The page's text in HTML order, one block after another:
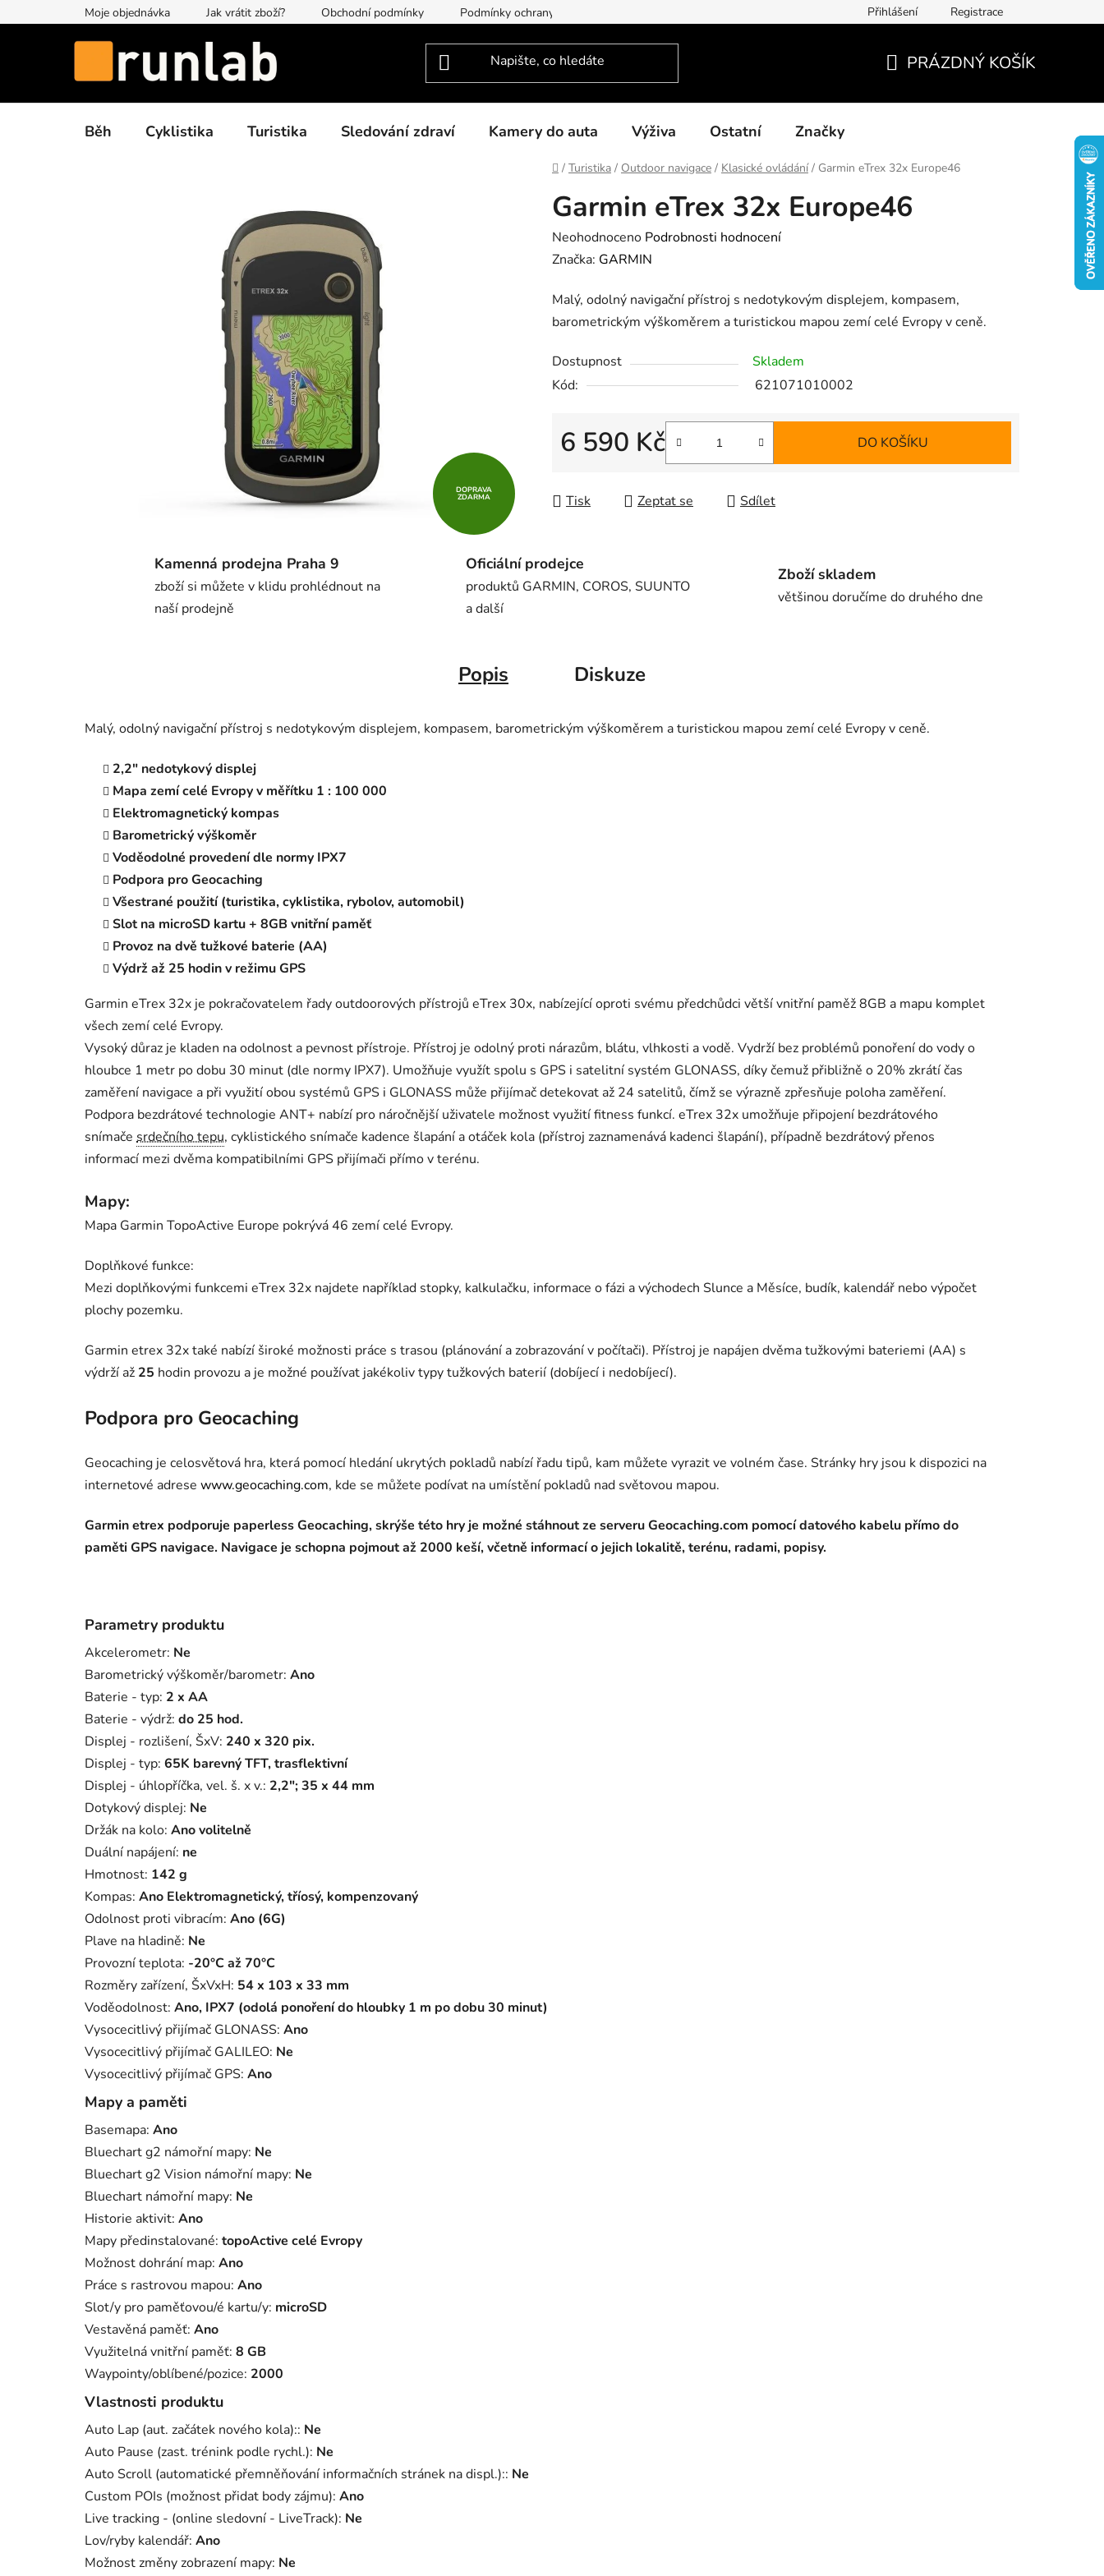
na
Moje objednávka Jak vrátit zboží? Obchodní podmínky Podmínky ochrany osobních údajů Blog-rady, tipy, recenze
Přihlášení Registrace
PRÁZDNÝ KOŠÍK
Běh Cyklistika Turistika Sledování zdraví Kamery do auta Výživa Ostatní Značky
Domů
/ Turistika / Outdoor navigace / Klasické ovládání / Garmin eTrex 32x Europe46
Garmin eTrex 32x Europe46
Průměrné
hodnocení
je
0,0
5
hvězdiček.
Neohodnoceno Podrobnosti hodnocení
Značka: GARMIN
Malý, odolný navigační přístroj s nedotykovým displejem, kompasem,
barometrickým výškoměrem a turistickou mapou zemí celé Evropy v ceně.
Dostupnost
Skladem
Kód:
621071010002
6 590 Kč DO KOŠÍKU
Tisk Zeptat se Sdílet
DOPRAVA
ZDARMA
Kamenná prodejna Praha 9
zboží si můžete v klidu prohlédnout na
naší prodejně
Oficiální prodejce
produktů GARMIN, COROS, SUUNTO
a další
Zboží skladem
většinou doručíme do druhého dne
Popis Diskuze
Malý, odolný navigační přístroj s nedotykovým displejem, kompasem, barometrickým výškoměrem a turistickou mapou zemí celé Evropy v ceně.
2,2" nedotykový displej
Mapa zemí celé Evropy v měřítku 1 : 100 000
Elektromagnetický kompas
Barometrický výškoměr
Voděodolné provedení dle normy IPX7
Podpora pro Geocaching
Všestrané použití (turistika, cyklistika, rybolov, automobil)
Slot na microSD kartu + 8GB vnitřní paměť
Provoz na dvě tužkové baterie (AA)
Výdrž až 25 hodin v režimu GPS
Garmin eTrex 32x je pokračovatelem řady outdoorových přístrojů eTrex 30x, nabízející oproti svému předchůdci větší vnitřní paměž 8GB a mapu komplet
všech zemí celé Evropy.
Vysoký důraz je kladen na odolnost a pevnost přístroje. Přístroj je odolný proti nárazům, blátu, vlhkosti a vodě. Vydrží bez problémů ponoření do vody o
hloubce 1 metr po dobu 30 minut (dle normy IPX7). Umožňuje využít spolu s GPS i satelitní systém GLONASS, díky čemuž přibližně o 20% zkrátí čas
zaměření navigace a při využití obou systémů GPS i GLONASS může přijímač detekovat až 24 satelitů, čímž se výrazně zpřesňuje poloha zaměření.
Podpora bezdrátové technologie ANT+ nabízí pro náročnější uživatele možnost využití fitness funkcí. eTrex 32x umožňuje připojení bezdrátového
snímače srdečního tepu, cyklistického snímače kadence šlapání a otáček kola (přístroj zaznamenává kadenci šlapání), případně bezdrátový přenos
informací mezi dvěma kompatibilními GPS přijímači přímo v terénu.
Mapy:
Mapa Garmin TopoActive Europe pokrývá 46 zemí celé Evropy.
Doplňkové funkce:
Mezi doplňkovými funkcemi eTrex 32x najdete například stopky, kalkulačku, informace o fázi a východech Slunce a Měsíce, budík, kalendář nebo výpočet
plochy pozemku.
Garmin etrex 32x také nabízí široké možnosti práce s trasou (plánování a zobrazování v počítači). Přístroj je napájen dvěma tužkovými bateriemi (AA) s
výdrží až 25 hodin provozu a je možné používat jakékoliv typy tužkových baterií (dobíjecí i nedobíjecí).
Podpora pro Geocaching
Geocaching je celosvětová hra, která pomocí hledání ukrytých pokladů nabízí řadu tipů, kam můžete vyrazit ve volném čase. Stránky hry jsou k dispozici na
internetové adrese www.geocaching.com, kde se můžete podívat na umístění pokladů nad světovou mapou.
Garmin etrex podporuje paperless Geocaching, skrýše této hry je možné stáhnout ze serveru Geocaching.com pomocí datového kabelu přímo do
paměti GPS navigace. Navigace je schopna pojmout až 2000 keší, včetně informací o jejich lokalitě, terénu, radami, popisy.
Parametry produktu
Akcelerometr: Ne
Barometrický výškoměr/barometr: Ano
Baterie - typ: 2 x AA
Baterie - výdrž: do 25 hod.
Displej - rozlišení, ŠxV: 240 x 320 pix.
Displej - typ: 65K barevný TFT, trasflektivní
Displej - úhlopříčka, vel. š. x v.: 2,2"; 35 x 44 mm
Dotykový displej: Ne
Držák na kolo: Ano volitelně
Duální napájení: ne
Hmotnost: 142 g
Kompas: Ano Elektromagnetický, tříosý, kompenzovaný
Odolnost proti vibracím: Ano (6G)
Plave na hladině: Ne
Provozní teplota: -20°C až 70°C
Rozměry zařízení, ŠxVxH: 54 x 103 x 33 mm
Voděodolnost: Ano, IPX7 (odolá ponoření do hloubky 1 m po dobu 30 minut)
Vysocecitlivý přijímač GLONASS: Ano
Vysocecitlivý přijímač GALILEO: Ne
Vysocecitlivý přijímač GPS: Ano
Mapy a paměti
Basemapa: Ano
Bluechart g2 námořní mapy: Ne
Bluechart g2 Vision námořní mapy: Ne
Bluechart námořní mapy: Ne
Historie aktivit: Ano
Mapy předinstalované: topoActive celé Evropy
Možnost dohrání map: Ano
Práce s rastrovou mapou: Ano
Slot/y pro paměťovou/é kartu/y: microSD
Vestavěná paměť: Ano
Využitelná vnitřní paměť: 8 GB
Waypointy/oblíbené/pozice: 2000
Vlastnosti produktu
Auto Lap (aut. začátek nového kola):: Ne
Auto Pause (zast. trénink podle rychl.): Ne
Auto Scroll (automatické přemněňování informačních stránek na displ.):: Ne
Custom POIs (možnost přidat body zájmu): Ano
Live tracking - (online sledovní - LiveTrack): Ne
Lov/ryby kalendář: Ano
Možnost změny zobrazení mapy: Ne